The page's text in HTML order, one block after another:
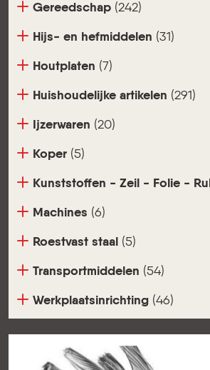
Gereedschap (242)
Hijs- en hefmiddelen (31)
Houtplaten (7)
Huishoudelijke artikelen (291)
Ijzerwaren (20)
Koper (5)
Kunststoffen - Zeil - Folie -
Machines (6)
Roestvast staal (5)
Transportmiddelen (54)
Werkplaatsinrichting (46)